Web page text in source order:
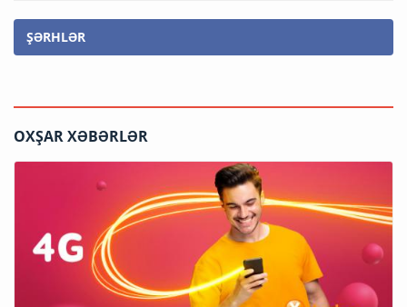
ŞƏRHLƏR
OXŞAR XƏBƏRLƏR